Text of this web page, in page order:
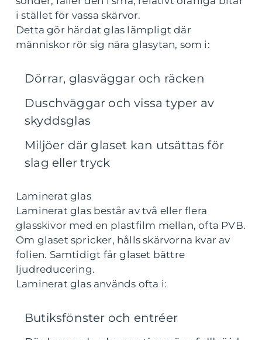
i stället för vassa skärvor.
Detta gör härdat glas lämpligt där
människor rör sig nära glasytan, som i:
Dörrar, glasväggar och räcken
Duschväggar och vissa typer av
skyddsglas
Miljöer där glaset kan utsättas för
slag eller tryck
Laminerat glas
Laminerat glas består av två eller flera
glasskivor med en plastfilm mellan, ofta PVB.
Om glaset spricker, hålls skärvorna kvar av
folien. Samtidigt får glaset bättre
ljudreducering.
Laminerat glas används ofta i:
Butiksfönster och entréer